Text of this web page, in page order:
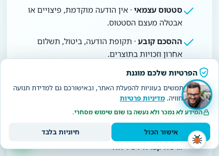
סטטוס עצמאי · אין הודעה מוקדמת, פיצויים או
אבטלה מעצם הסטטוס.
ההסכם קובע · תקופת הודעה, ביטול, תשלום
אחרון וזכויות בתוצרים.
סיום מסודר· הודעה בכתב, חשבונית אחרונה,
מסירת חומרים וחפיפה.
רשת ביטחון
לחשבון והפרשות.
גרסה קצרה לשליחה
הפרטיות שלכם מוגנת
אנחנו משתמשים בעוגיות להפעלת האתר, ובאישורכם גם למדידת תנועה
ולשיפור החוויה. מדיניות פרטיות
המידע לא נמכר ולא נעשה בו שום שימוש מסחרי.
אישור הכול חיוניות בלבד